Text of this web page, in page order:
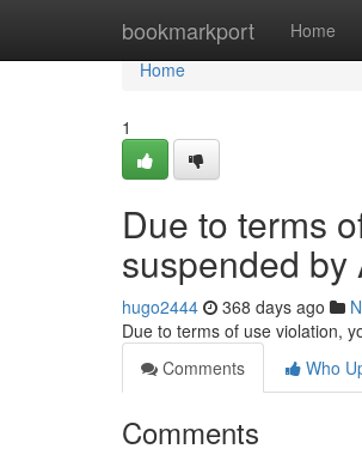
bookmarkport Home
Home
Home
1
Due to terms
suspended by
hugo2444 368 days ago
Due to terms of use violation,
Comments
Who
Comments